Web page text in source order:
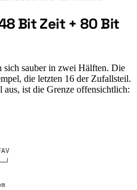
Bit Zeit + 80 Bit
sauber in zwei Hälften. Die
die letzten 16 der Zufallsteil.
aus, ist die Grenze offensichtlich: